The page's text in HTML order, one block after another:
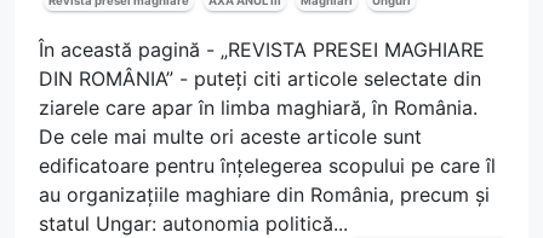
În această pagină - „REVISTA PRESEI MAGHIARE
DIN ROMÂNIA” - puteți citi articole selectate din
ziarele care apar în limba maghiară, în România.
De cele mai multe ori aceste articole sunt
edificatoare pentru înțelegerea scopului pe care îl
au organizațiile maghiare din România, precum și
statul Ungar: autonomia politică...